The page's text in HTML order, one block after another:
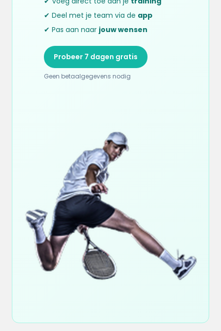
✔ Deel met je team via de app
✔ Pas aan naar jouw wensen
Probeer 7 dagen gratis
Geen betaalgegevens nodig